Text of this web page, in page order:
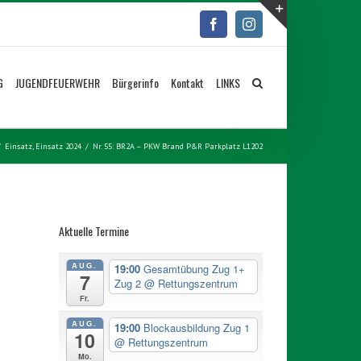
FacebookInstagram
JUGENDFEUERWEHR Bürgerinfo Kontakt LINKS
Einsatz Einsatz 2024 / Nr. 55: BR2A – PKW Brand P&R Parkplatz L1202
Aktuelle Termine
AUG.
7
Fr.
19:00 Gesamtübung Zug 1+
Zug 2 @ Rettungszentrum
AUG.
10
Mo.
19:00 Blockausbildung Zug 1
@ Rettungszentrum